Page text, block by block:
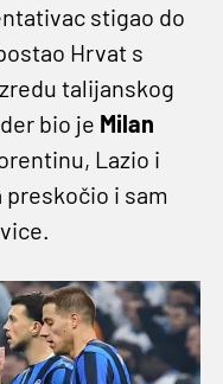
stigao do
Hrvat s
talijanskog
bio je Milan
Lazio i
preskočio i sam